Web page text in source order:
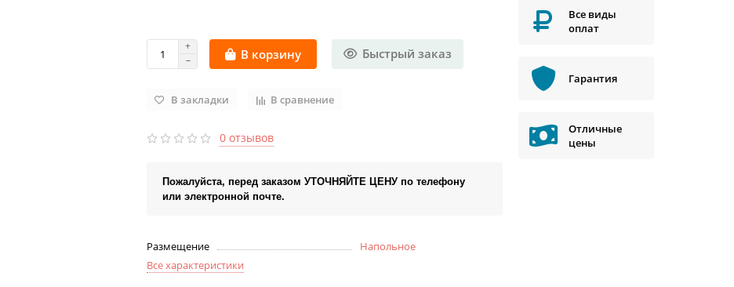
В корзину Быстрый заказ
В закладки В сравнение
0 отзывов
Пожалуйста, перед заказом УТОЧНЯЙТЕ ЦЕНУ по телефону
или электронной почте.
Размещение
Напольное
Все характеристики
Все виды
оплат
Гарантия
Отличные
цены